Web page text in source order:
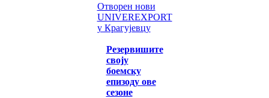
Отворен нови
UNIVEREXPORT
у Крагујевцу
Резервишите
своју
боемску
епизоду ове
сезоне